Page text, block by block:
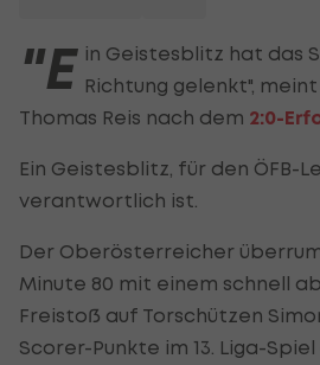
"E in Geistesblitz hat das
Richtung gelenkt",
Thomas Reis nach dem 2:0-
Ein Geistesblitz, für den ÖFB-
verantwortlich ist.
Der Oberösterreicher
Minute 80 mit einem schnell
Freistoß auf Torschützen
Scorer-Punkte im 13. Liga-